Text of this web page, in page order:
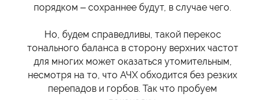
порядком – сохраннее будут, в случае чего.
Но, будем справедливы, такой перекос
тонального баланса в сторону верхних частот
для многих может оказаться утомительным,
несмотря на то, что АЧХ обходится без резких
перепадов и горбов. Так что пробуем